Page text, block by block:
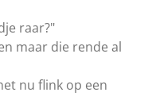
raar?"
maar die rende al
nu flink op een